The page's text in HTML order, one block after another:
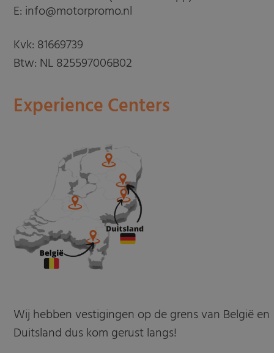
E: info@motorpromo.nl
Kvk: 81669739
Btw: NL 825597006B02
Experience Centers
Wij hebben vestigingen op de grens van België en
Duitsland dus kom gerust langs!